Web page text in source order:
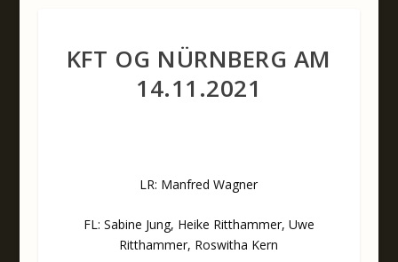
KFT OG NÜRNBERG AM
14.11.2021
LR: Manfred Wagner
FL: Sabine Jung, Heike Ritthammer, Uwe
Ritthammer, Roswitha Kern